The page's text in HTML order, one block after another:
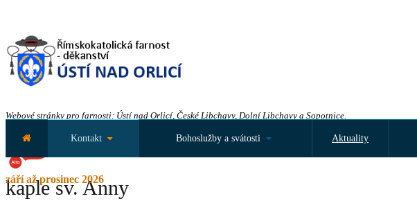
Webové stránky pro farnosti: Ústí nad Orlicí, České Libchavy, Dolní Libchavy a Sopotnice.
září až prosinec 2026
Kontakt Bohoslužby a svátosti Aktuality
kaple sv. Anny